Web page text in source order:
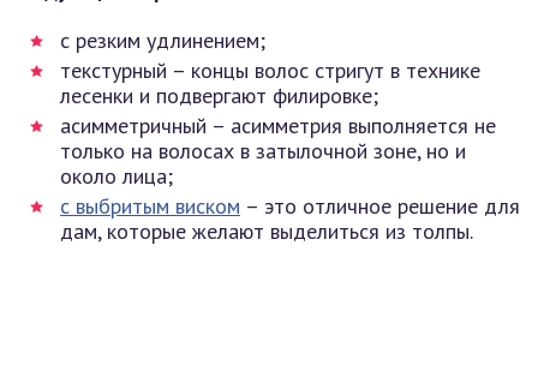
с резким удлинением;
текстурный – концы волос стригут в технике
лесенки и подвергают филировке;
асимметричный – асимметрия выполняется не
только на волосах в затылочной зоне, но и
около лица;
с выбритым виском – это отличное решение для
дам, которые желают выделиться из толпы.